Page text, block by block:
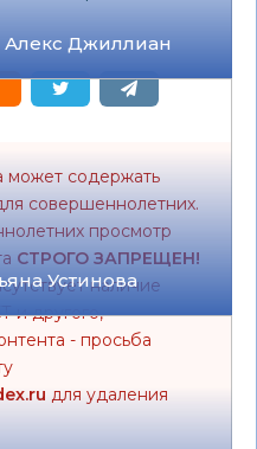
Алекс Джиллиан
Устинова
может содержать
совершеннолетних.
просмотр
СТРОГО ЗАПРЕЩЕН!
наличие
и другого,
- просьба
для удаления